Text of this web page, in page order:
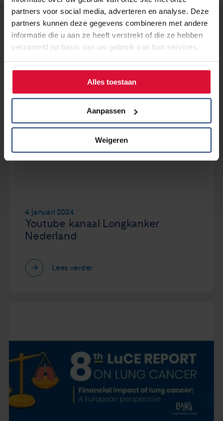
partners voor social media, adverteren en analyse. Deze
partners kunnen deze gegevens combineren met andere
informatie die u aan ze heeft verstrekt of die ze hebben
verzameld op basis van uw gebruik van hun services.
Alles toestaan
Aanpassen
Weigeren
Lees verder...
4 januari 2024
Youtube kanaal Longkanker
Nederland
Lees verder